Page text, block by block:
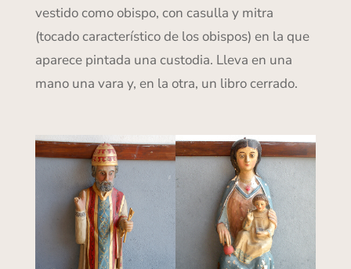
vestido como obispo, con casulla y mitra
(tocado característico de los obispos) en la que
aparece pintada una custodia. Lleva en una
mano una vara y, en la otra, un libro cerrado.